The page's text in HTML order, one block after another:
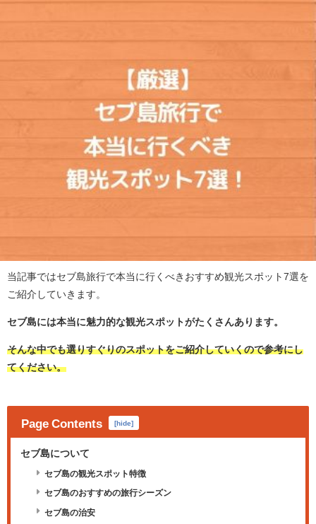
当記事ではセブ島旅行で本当に行くべきおすすめ観光スポット7選を
ご紹介していきます。
セブ島には本当に魅力的な観光スポットがたくさんあります。
そんな中でも選りすぐりのスポットをご紹介していくので参考にし
てください。
Page Contents [hide]
セブ島について
セブ島の観光スポット特徴
セブ島のおすすめの旅行シーズン
セブ島の治安